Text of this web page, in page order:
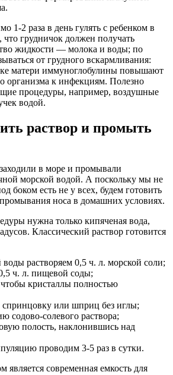
1-2 раза в день гулять с ребенком в
грудничок должен получать
жидкости — молока и воды; по
от грудного вскармливания:
матери иммуноглобулины повышают
организма к инфекциям. Полезно
процедуры, например, воздушные
водой.
раствор и промыть
в море и промывали
морской водой. А поскольку мы не
боком есть не у всех, будем готовить
носа в домашних условиях.
нужна только кипяченая вода,
Классический раствор готовится
растворяем 0,5 ч. л. морской соли;
ч. л. пищевой соды;
кристаллы полностью
или шприц без иглы;
содово-солевого раствора;
полость, наклонившись над
проводим 3-5 раз в сутки.
современная емкость для